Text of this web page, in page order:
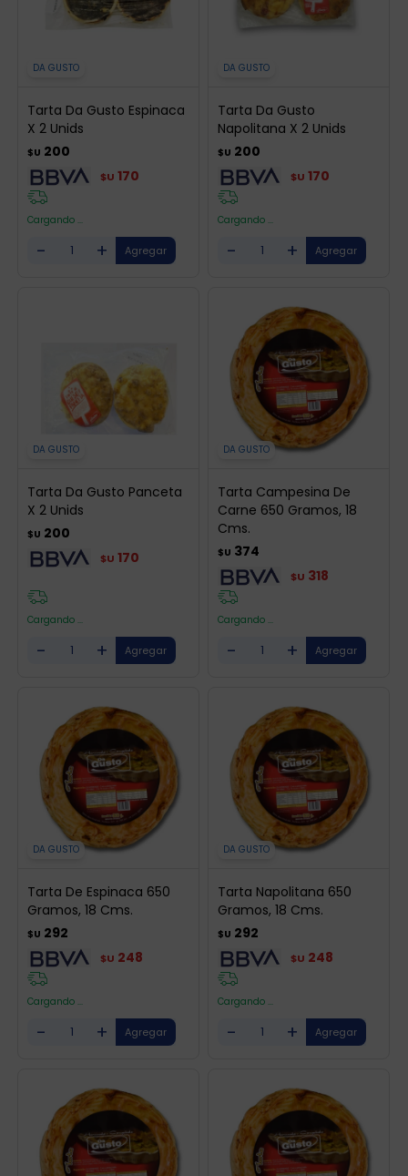
DA GUSTO
Tarta Da Gusto Espinaca
X 2 Unids
$U 200
$U 170
Cargando ...
- +
DA GUSTO
Tarta Da Gusto
Napolitana X 2 Unids
$U 200
$U 170
Cargando ...
- +
DA GUSTO
Tarta Da Gusto Panceta
X 2 Unids
$U 200
$U 170
Cargando ...
- +
DA GUSTO
Tarta Campesina De
Carne 650 Gramos, 18
Cms.
$U 374
$U 318
Cargando ...
- +
DA GUSTO
Tarta De Espinaca 650
Gramos, 18 Cms.
$U 292
$U 248
Cargando ...
- +
DA GUSTO
Tarta Napolitana 650
Gramos, 18 Cms.
$U 292
$U 248
Cargando ...
- +